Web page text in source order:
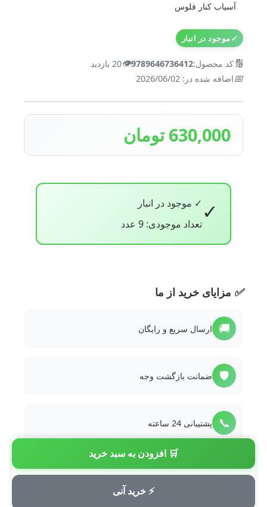
آسیاب کنار فلوس
✓موجود در انبار
🔢کد محصول:9789646736412
👁️20 بازدید
📅اضافه شده در: 2026/06/02
630,000 تومان
✓ ✓ موجود در انبار
تعداد موجودی: 9 عدد
🛒 افزودن به سبد خرید
⚡ خرید آنی
✅ مزایای خرید از ما
🚚 ارسال سریع و رایگان
🛡️ ضمانت بازگشت وجه
📞 پشتیبانی 24 ساعته
💳 پرداخت امن